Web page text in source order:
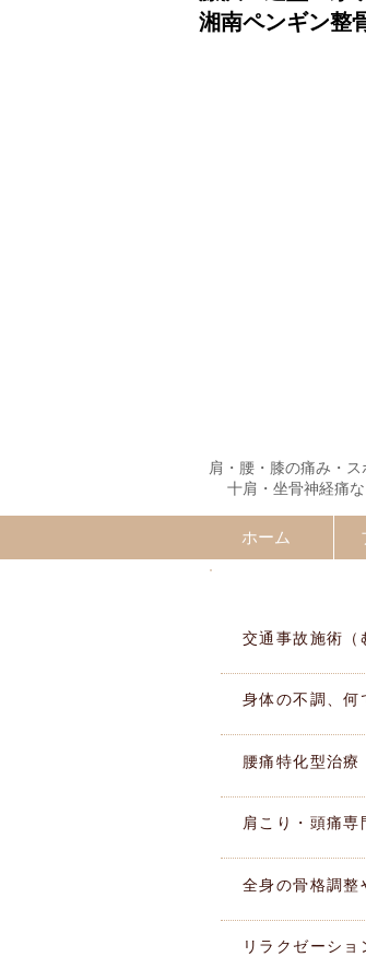
湘南ペンギン整
肩・腰・膝の痛み・
十肩・坐骨神経痛
ホーム
交通事故施術（
身体の不調、何
腰痛特化型治療
肩こり・頭痛専
全身の骨格調整
リラクゼーショ